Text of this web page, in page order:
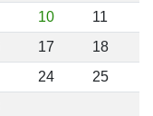
10
11
17
18
24
25